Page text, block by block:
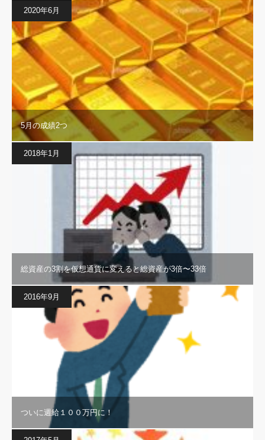
2020年6月
5月の成績2つ
2018年1月
総資産の3割を仮想通貨に変えると総資産が3倍〜33倍
2016年9月
ついに週給１００万円に！